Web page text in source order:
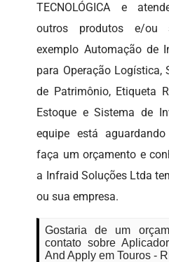
TECNOLÓGICA e
outros produtos e/ou
exemplo Automação de
para Operação Logística,
de Patrimônio, Etiqueta
Estoque e Sistema de
equipe está
faça um orçamento e
a Infraid Soluções Ltda
ou sua empresa.
Gostaria de um
contato sobre
And Apply em Touros -